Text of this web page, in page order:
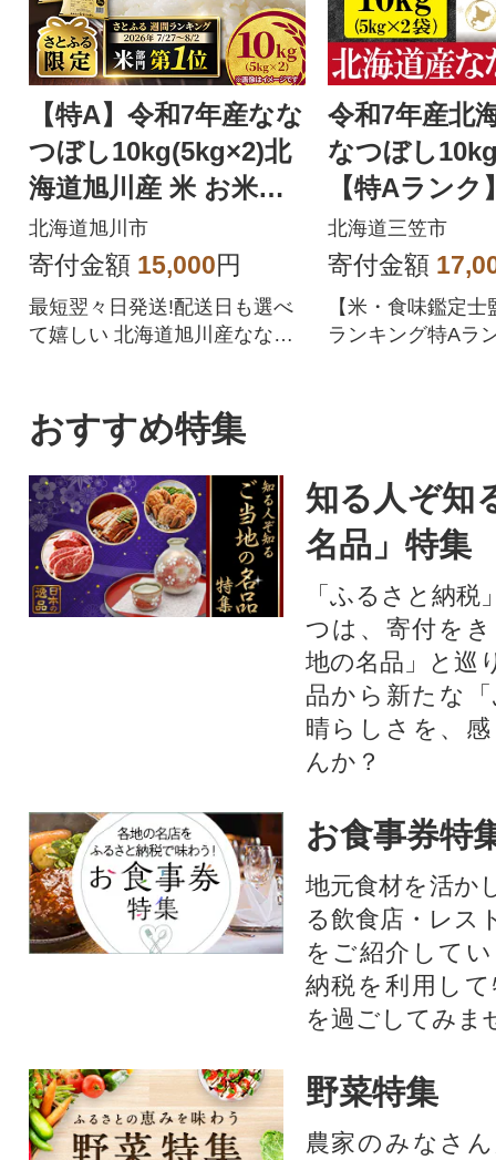
【特A】令和7年産なな
つぼし10kg(5kg×2)北
海道旭川産 米 お米
【さとふる限定】_059
57
北海道旭川市
寄付金額 15,000円
最短翌々日発送!配送日も選べ
て嬉しい 北海道旭川産ななつ
令和7年産北
なつぼし
【特Aランク
日発送【
北海道三笠市
寄付金額
【米・食味鑑定
ランキング特Aラ
おすすめ特集
知る人ぞ知
名品」特集
「ふるさと納
つは、寄付を
地の名品」と巡
品から新たな
晴らしさを、
んか？
お食事券特
地元食材を活か
る飲食店・レス
をご紹介して
納税を利用し
を過ごしてみま
野菜特集
農家のみなさ